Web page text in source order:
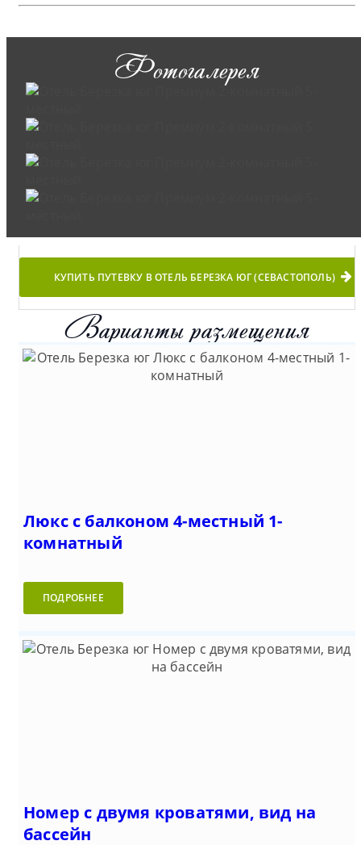
Фотогалерея
КУПИТЬ ПУТЕВКУ В ОТЕЛЬ БЕРЕЗКА ЮГ (СЕВАСТОПОЛЬ)
Варианты размещения
Люкс с балконом 4-местный 1-
комнатный
ПОДРОБНЕЕ
Номер с двумя кроватями, вид на
бассейн